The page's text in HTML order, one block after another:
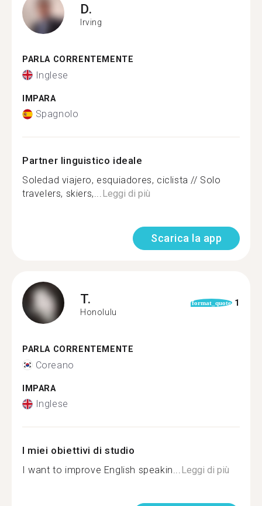
D.
Irving
PARLA CORRENTEMENTE
Inglese
IMPARA
Spagnolo
Partner linguistico ideale
Soledad viajero, esquiadores, ciclista // Solo
travelers, skiers,...Leggi di più
Scarica la app
T.
Honolulu
format_quote 1
PARLA CORRENTEMENTE
Coreano
IMPARA
Inglese
I miei obiettivi di studio
I want to improve English speakin...Leggi di più